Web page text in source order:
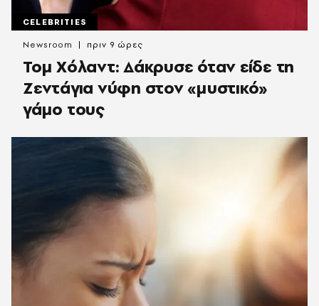
CELEBRITIES
Τομ Χόλαντ: Δάκρυσε όταν είδε τη
Ζεντάγια νύφη στον «μυστικό»
γάμο τους
Newsroom πριν 9 ώρες